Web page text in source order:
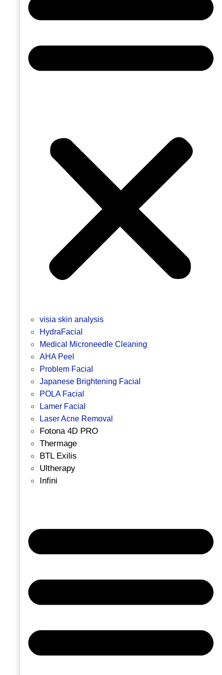
visia skin analysis
HydraFacial
Medical Microneedle Cleaning
AHA Peel
Problem Facial
Japanese Brightening Facial
POLA Facial
Lamer Facial
Laser Acne Removal
Fotona 4D PRO
Thermage
BTL Exilis
Ultherapy
Infini